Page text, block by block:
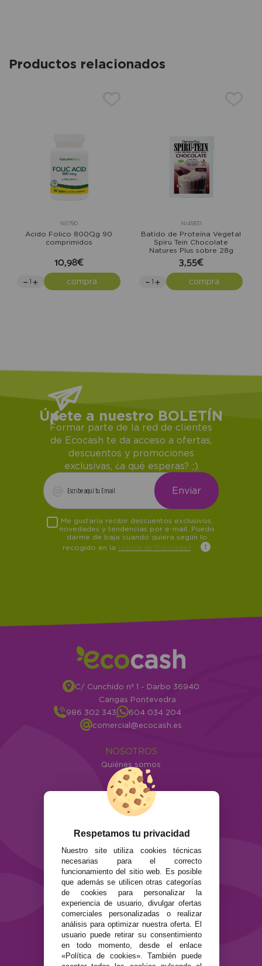
Productos relacionados
NI1790
Acido Folico 800µg 90
comprimidos
10,98€
compra
NI45831
Batido de Proteína Vegetal
Spiru Tein Chocolate
Natures Plus sobre 28g
3,55€
compra
Únete a nuestro BOLETÍN
Formar parte de la red de clientes
de Ecocash te da acceso a ofertas,
descuentos y promociones
exclusivas, ¿a qué esperas? ;)
Me gustaría recibir descuentos exclusivos,
novedades y tendencias por e-mail. Puedo
darme de baja cuando quiera según lo
recogido en la Política de Publicidad
C/ Cunchido nº 1 - Darbo 36940
Cangas Pontevedra
986 302 343
604 034 204
comercial@ecocash.es
NOSOTROS
Quiénes somos
Info
ATENCIÓN AL CLIENTE
Envíos y devoluciones
Formas de pago
Contacto
SEGURIDAD Y PRIVACIDAD
Términos y condiciones de uso
Política de privacidad
Política de cookies
Respetamos tu privacidad
Nuestro site utiliza cookies técnicas
necesarias para el correcto
funcionamiento del sitio web. Es posible
que además se utilicen otras categorías
de cookies para personalizar la
experiencia de usuario, divulgar ofertas
comerciales personalizadas o realizar
análisis para optimizar nuestra oferta. El
usuario puede retirar su consentimiento
en todo momento, desde el enlace
«Política de cookies». También puede